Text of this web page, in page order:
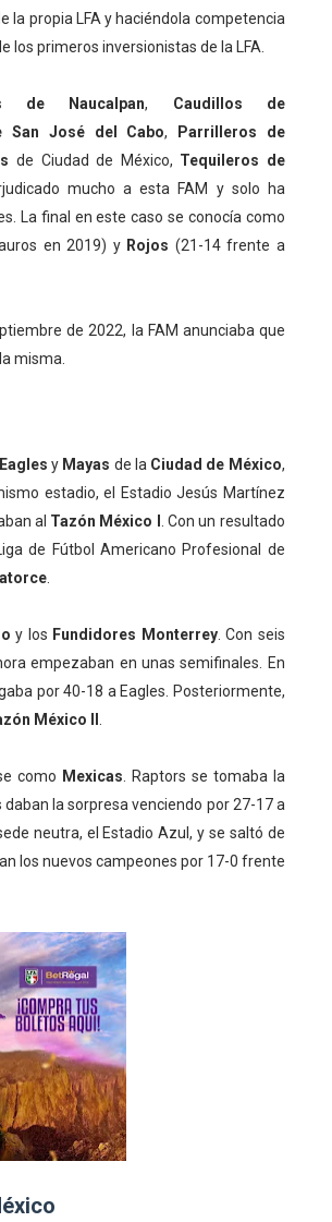
la propia LFA y haciéndola competencia
primeros inversionistas de la LFA.
de Naucalpan, Caudillos de
San José del Cabo,
Parrilleros de
de Ciudad de México, Tequileros de
mucho a esta FAM y solo ha
La final en este caso se conocía como
en 2019) y Rojos (21-14 frente a
de 2022, la FAM anunciaba que
misma.
Eagles y Mayas de la Ciudad de México,
estadio, el Estadio Jesús Martínez
al Tazón México I
. Con un resultado
de Fútbol Americano Profesional de
.
y los Fundidores Monterrey. Con seis
empezaban en unas semifinales. En
por 40-18 a Eagles. Posteriormente,
México II
como Mexicas . Raptors se tomaba la
la sorpresa venciendo por 27-17 a
neutra, el Estadio Azul, y se saltó de
los nuevos campeones por 17-0 frente